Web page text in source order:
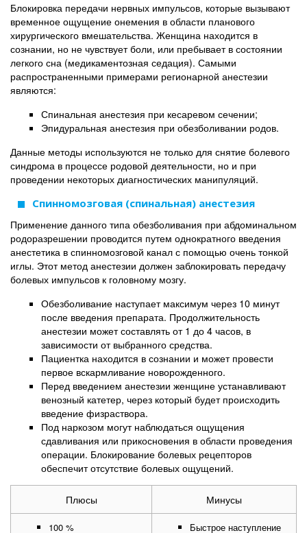
Блокировка передачи нервных импульсов, которые вызывают
временное ощущение онемения в области планового
хирургического вмешательства. Женщина находится в
сознании, но не чувствует боли, или пребывает в состоянии
легкого сна (медикаментозная седация). Самыми
распространенными примерами регионарной анестезии
являются:
Спинальная анестезия при кесаревом сечении;
Эпидуральная анестезия при обезболивании родов.
Данные методы используются не только для снятие болевого
синдрома в процессе родовой деятельности, но и при
проведении некоторых диагностических манипуляций.
Спинномозговая (спинальная) анестезия
Применение данного типа обезболивания при абдоминальном
родоразрешении проводится путем однократного введения
анестетика в спинномозговой канал с помощью очень тонкой
иглы. Этот метод анестезии должен заблокировать передачу
болевых импульсов к головному мозгу.
Обезболивание наступает максимум через 10 минут
после введения препарата. Продолжительность
анестезии может составлять от 1 до 4 часов, в
зависимости от выбранного средства.
Пациентка находится в сознании и может провести
первое вскармливание новорожденного.
Перед введением анестезии женщине устанавливают
венозный катетер, через который будет происходить
введение физраствора.
Под наркозом могут наблюдаться ощущения
сдавливания или прикосновения в области проведения
операции. Блокирование болевых рецепторов
обеспечит отсутствие болевых ощущений.
Плюсы Минусы
100 % Быстрое наступление